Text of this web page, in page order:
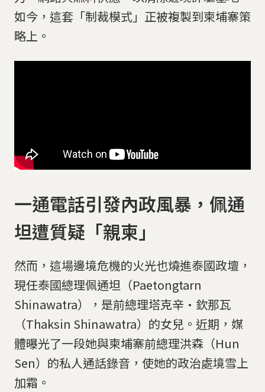
如今，這套「制裁模式」正被複製到柬埔寨策
略上。
一通電話引發內政風暴，佩通
坦遭質疑「親柬」
然而，這場邊境危機的火光也燒進泰國政壇，
現任泰國總理佩通坦（Paetongtarn
Shinawatra），是前總理塔克辛·欽那瓦
（Thaksin Shinawatra）的女兒。近期，媒
體曝光了一段她與柬埔寨前總理洪森（Hun
Sen）的私人通話錄音，使她的政治處境雪上
加霜。